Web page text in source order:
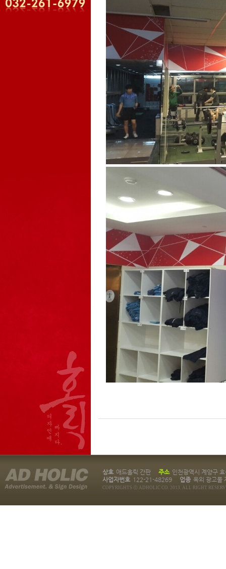
상호 애드홀릭 간판 주소 인천광역시 계양구
사업자번호 122-21-48269 업종 옥외 광고물
COPYRIGHTS ⓒ ADHOLIC CO. 2013. ALL RIGHT